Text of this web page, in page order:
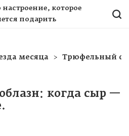
которое
подарить
месяца Трюфельный
когда сыр —